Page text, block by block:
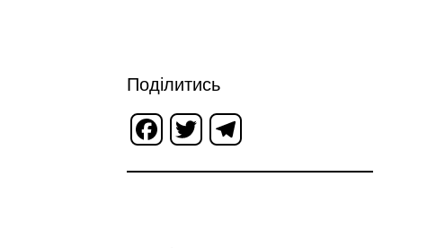
Поділитись
Facebook
Twitter